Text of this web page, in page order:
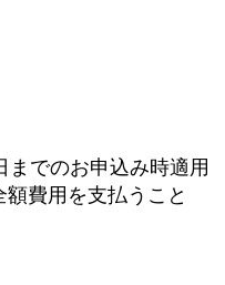
までのお申込み時適用
額費用を支払うこと